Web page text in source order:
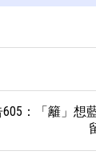
：「籬」想